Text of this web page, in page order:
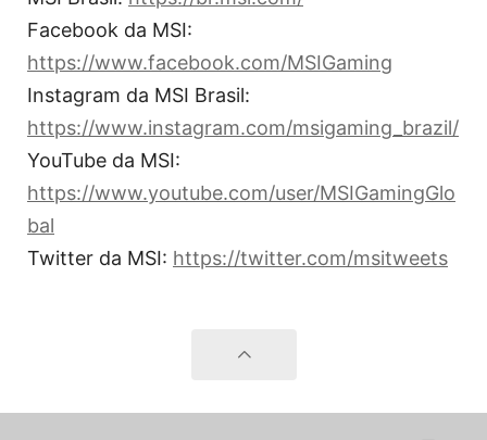
Facebook da MSI:
https://www.facebook.com/MSIGaming
Instagram da MSI Brasil:
https://www.instagram.com/msigaming_brazil/
YouTube da MSI:
https://www.youtube.com/user/MSIGamingGlo
bal
Twitter da MSI: https://twitter.com/msitweets